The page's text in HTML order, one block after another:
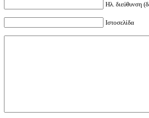
Ηλ. διεύθυνση
Ιστοσελίδα